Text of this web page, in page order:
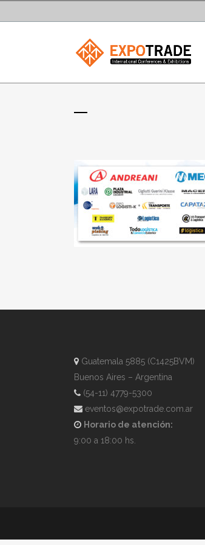
Guatemala 5885 (C1425BVM)
Buenos Aires – Argentina
(54-11) 4779-5300
eventos@expotrade.com.ar
Horario de atención:
9:00 a 18:00 hs.